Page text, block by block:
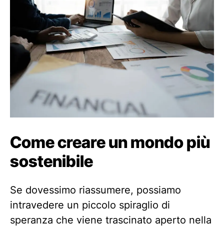
Comecreare un mondo più
sostenibile
Se dovessimo riassumere, possiamo
intravedere un piccolo spiraglio di
speranza che viene trascinato aperto nella